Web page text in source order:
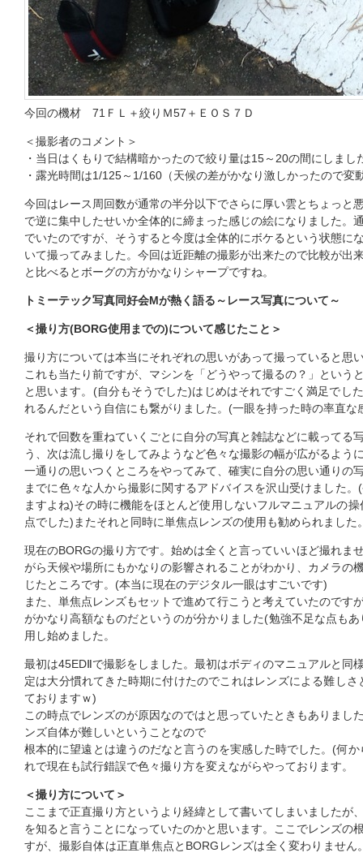
今回の機材 71ＦＬ＋絞りＭ57＋ＥＯＳ７Ｄ
＜撮影者のコメント＞
・当日はくもりで結構暗かったので絞り量は15～20の間にしまし
・露光時間は1/125～1/160（天候の差がかなり激しかったので変
今回はレース周回数が通常の半分以下でさらに厚い雲とちょっと
で逆に集中したせいか全体的に締まった感じの絵になりました。
でいたのですが、そうすると今度は全体的にボケるという状態に
いて撮ってみました。今回は近距離の撮影が出来たので比較が出
と比べるとボーグの方がかなりシャープですね。
トミーテック写真同好会Mが熱く語る～レース写真について～
＜撮り方(BORG使用までの)について感じたこと＞
撮り方については本当にそれぞれの思いがあって撮っていると思
これも当たり前ですが、マシンを「どうやって撮るの？」という
と思います。(自分もそうでした)はじめはそれですごく満足でし
れるんだという自信にも繋がりました。(一眼を持った時の率直な
それで回数を重ねていくごとに自分の写真と雑誌などに載ってる
う、次は流し撮りをしてみようなど色々な撮影の幅が広がるよう
一通りの思いつくところをやってみて、確実に自分の思い通りの
までに色々な人から撮影に関するアドバイスを沢山受けました
ますよね)その時に機能をほとんど使用しないフルマニュアルの
点でした)またそれと同時に単焦点レンズの使用も勧められまし
現在のBORGの撮り方です。始めは全くと言っていいほど撮れま
がら天候や場所にもかなりの影響されることがわかり、カメラの
じたところです。(本当に現在のデジタル一眼はすごいです)
また、単焦点レンズもセットで進めて行こうと考えていたのです
がかなり高額なものだというのが分かりました(勉強不足な点も
用し始めました。
最初は45EDⅡで撮影をしました。最初はボディのマニュアルと同
定は大分慣れてきた時期に付けたのでこれはレンズによる難し
ておりますｗ)
この時点でレンズのが原因なのではと思っていたときもありまし
ンズ自体が難しいということなので
根本的に望遠とは違うのだなと言うのを実感した時でした。(何
れで現在も試行錯誤で色々撮り方を変えながらやっております。
＜撮り方について＞
ここまで正直撮り方というより経緯として書いてしまいましたが
を知ると言うことになっていたのかと思います。ここでレンズの
すが、撮影自体は正直単焦点とBORGレンズは全く変わりませ